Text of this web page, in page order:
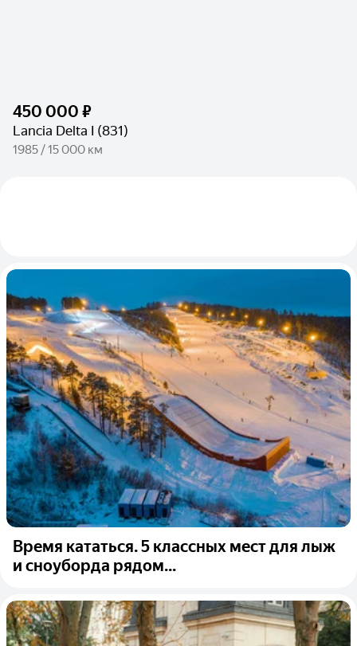
450 000 ₽
Lancia Delta I (831)
1985 / 15 000 км
Время кататься. 5 классных мест для лыж
и сноуборда рядом...